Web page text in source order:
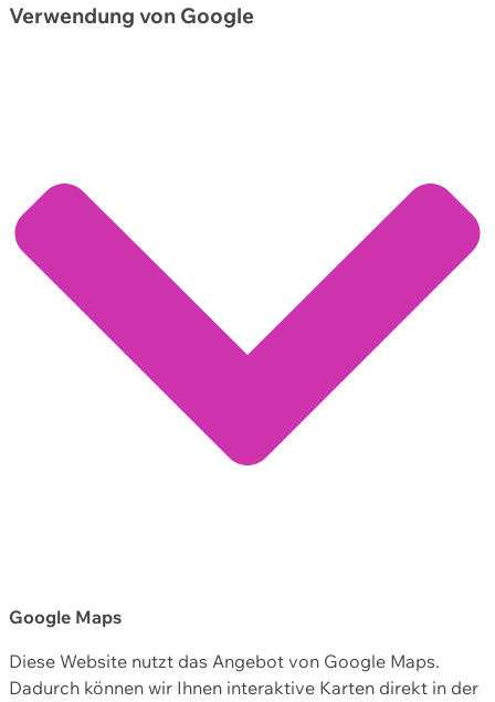
Verwendung von Google
Google Maps
Diese Website nutzt das Angebot von Google Maps.
Dadurch können wir Ihnen interaktive Karten direkt in der